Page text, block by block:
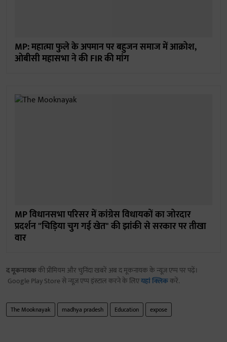
MP: महात्मा फुले के अपमान पर बहुजन समाज में आक्रोश,
ओबीसी महासभा ने की FIR की मांग
MP विधानसभा परिसर में कांग्रेस विधायकों का जोरदार
प्रदर्शन "चिड़िया चुग गई खेत" की झांकी से सरकार पर तीखा
वार
द मूकनायककी प्रीमियम और चुनिंदा खबरें अब द मूकनायक के न्यूज़ एप्प पर पढ़ें।
Google Play Store से न्यूज़ एप्प इंस्टाल करने के लिएयहां क्लिककरें.
The Mooknayak madhya pradesh Education expose